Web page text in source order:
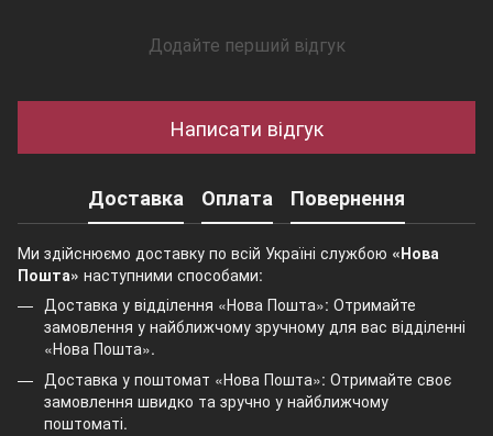
Додайте перший відгук
Написати відгук
Доставка Оплата Повернення
Ми здійснюємо доставку по всій Україні службою «Нова
Пошта» наступними способами:
Доставка у відділення «Нова Пошта»: Отримайте
замовлення у найближчому зручному для вас відділенні
«Нова Пошта».
Доставка у поштомат «Нова Пошта»: Отримайте своє
замовлення швидко та зручно у найближчому
поштоматі.